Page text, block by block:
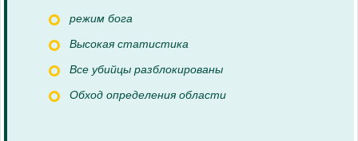
режим бога
Высокая статистика
Все убийцы разблокированы
Обход определения области